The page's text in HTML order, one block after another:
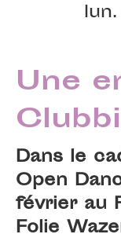
Une
Dans le
Open
février au
Folie